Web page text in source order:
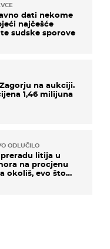
dati nekome
najčešće
sudske sporove
na aukciji.
1,46 milijuna
ODLUČILO
litija u
na procjenu
okoliš, evo što